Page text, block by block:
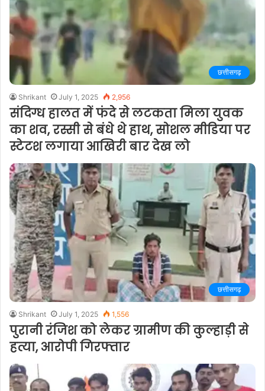
छत्तीसगढ़
Shrikant July 1, 2025 2,956
संदिग्ध हालत में फंदे से लटकता मिला युवक
का शव, रस्सी से बंधे थे हाथ, सोशल मीडिया पर
स्टेटश लगाया आखिरी बार देख लो
छत्तीसगढ़
Shrikant July 1, 2025 1,556
पुरानी रंजिश को लेकर ग्रामीण की कुल्हाड़ी से
हत्या, आरोपी गिरफ्तार